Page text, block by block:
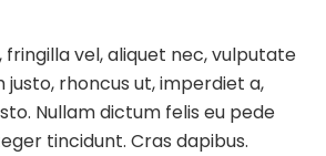
fringilla vel, aliquet nec, vulputate
justo, rhoncus ut, imperdiet a,
Nullam dictum felis eu pede
tincidunt. Cras dapibus.